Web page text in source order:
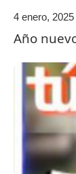
4 enero, 2025
Año